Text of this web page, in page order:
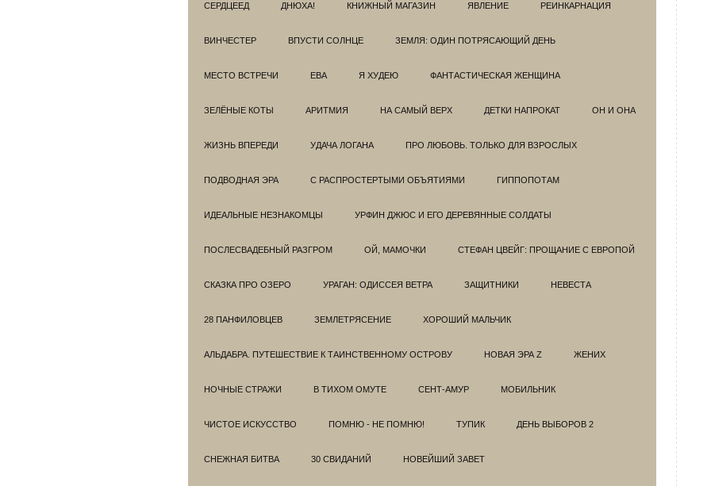
СЕРДЦЕЕД ДНЮХА! КНИЖНЫЙ МАГАЗИН ЯВЛЕНИЕ РЕИНКАРНАЦИЯ
ВИНЧЕСТЕР ВПУСТИ СОЛНЦЕ ЗЕМЛЯ: ОДИН ПОТРЯСАЮЩИЙ ДЕНЬ
МЕСТО ВСТРЕЧИ ЕВА Я ХУДЕЮ ФАНТАСТИЧЕСКАЯ ЖЕНЩИНА
ЗЕЛЁНЫЕ КОТЫ АРИТМИЯ НА САМЫЙ ВЕРХ ДЕТКИ НАПРОКАТ ОН И ОНА
ЖИЗНЬ ВПЕРЕДИ УДАЧА ЛОГАНА ПРО ЛЮБОВЬ. ТОЛЬКО ДЛЯ ВЗРОСЛЫХ
ПОДВОДНАЯ ЭРА С РАСПРОСТЕРТЫМИ ОБЪЯТИЯМИ ГИППОПОТАМ
ИДЕАЛЬНЫЕ НЕЗНАКОМЦЫ УРФИН ДЖЮС И ЕГО ДЕРЕВЯННЫЕ СОЛДАТЫ
ПОСЛЕСВАДЕБНЫЙ РАЗГРОМ ОЙ, МАМОЧКИ СТЕФАН ЦВЕЙГ: ПРОЩАНИЕ С ЕВРОПОЙ
СКАЗКА ПРО ОЗЕРО УРАГАН: ОДИССЕЯ ВЕТРА ЗАЩИТНИКИ НЕВЕСТА
28 ПАНФИЛОВЦЕВ ЗЕМЛЕТРЯСЕНИЕ ХОРОШИЙ МАЛЬЧИК
АЛЬДАБРА. ПУТЕШЕСТВИЕ К ТАИНСТВЕННОМУ ОСТРОВУ НОВАЯ ЭРА Z ЖЕНИХ
НОЧНЫЕ СТРАЖИ В ТИХОМ ОМУТЕ СЕНТ-АМУР МОБИЛЬНИК
ЧИСТОЕ ИСКУССТВО ПОМНЮ - НЕ ПОМНЮ! ТУПИК ДЕНЬ ВЫБОРОВ 2
СНЕЖНАЯ БИТВА 30 СВИДАНИЙ НОВЕЙШИЙ ЗАВЕТ